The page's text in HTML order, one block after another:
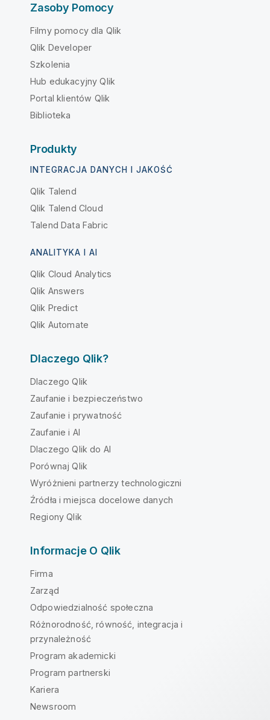
Zasoby Pomocy
Filmy pomocy dla Qlik
Qlik Developer
Szkolenia
Hub edukacyjny Qlik
Portal klientów Qlik
Biblioteka
Produkty
INTEGRACJA DANYCH I JAKOŚĆ
Qlik Talend
Qlik Talend Cloud
Talend Data Fabric
ANALITYKA I AI
Qlik Cloud Analytics
Qlik Answers
Qlik Predict
Qlik Automate
Dlaczego Qlik?
Dlaczego Qlik
Zaufanie i bezpieczeństwo
Zaufanie i prywatność
Zaufanie i AI
Dlaczego Qlik do AI
Porównaj Qlik
Wyróżnieni partnerzy technologiczni
Źródła i miejsca docelowe danych
Regiony Qlik
Informacje O Qlik
Firma
Zarząd
Odpowiedzialność społeczna
Różnorodność, równość, integracja i
przynależność
Program akademicki
Program partnerski
Kariera
Newsroom